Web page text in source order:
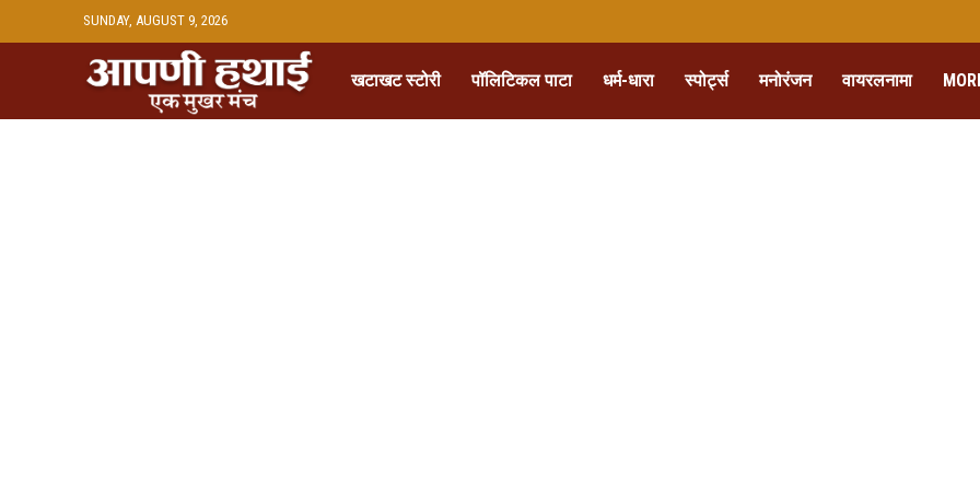
SUNDAY, AUGUST 9, 2026
खटाखट स्टोरी पॉलिटिकल पाटा धर्म-धारा स्पोर्ट्स मनोरंजन वायरलनामा